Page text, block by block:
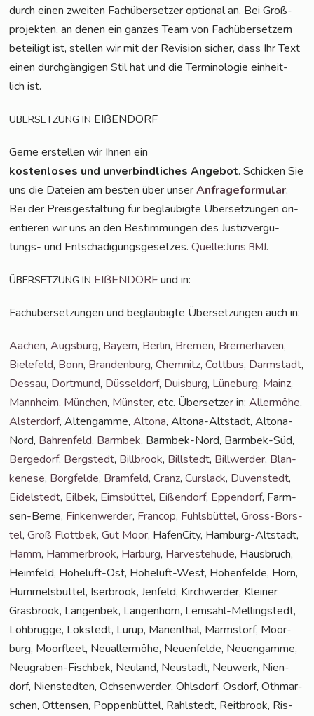
durch einen zwei­ten Fach­über­set­zer optio­nal an. Bei Groß­
pro­jek­ten, an denen ein gan­zes Team von Fach­über­set­zern
betei­ligt ist, stel­len wir mit der Revi­si­on sicher, dass Ihr Text
einen durch­gän­gi­gen Stil hat und die Ter­mi­no­lo­gie ein­heit­
lich ist.
ÜBERSETZUNG IN EIßENDORF
Ger­ne erstel­len wir Ihnen ein
kos­ten­lo­ses und unver­bind­li­ches Ange­bot. Schi­cken Sie
uns die Datei­en am bes­ten über unserAnfra­ge­for­mu­lar.
Bei der Preis­ge­stal­tung für beglau­big­te Über­set­zun­gen ori­
en­tie­ren wir uns an den Bestim­mun­gen des Jus­tiz­ver­gü­
tungs- und Ent­schä­di­gungs­ge­set­zes.Quelle:JurisBMJ.
ÜBERSETZUNG IN EIßEN­DORFund in:
Fach­über­set­zun­gen und beglau­big­te Über­set­zun­gen auch in:
Aachen,Augs­burg, Bay­ern, Ber­lin, Bre­men, Bre­mer­ha­ven,
Bie­le­feld, Bonn, Bran­den­burg,Chem­nitz,Cott­bus, Darm­stadt,
Des­sau, Dort­mund, Düs­sel­dorf, Duis­burg, Lüne­burg, Mainz,
Mann­heim, Mün­chen, Müns­ter, etc. Über­set­zer in:Aller­mö­he,
Als­ter­dorf, Alten­gam­me,Alto­na, Alto­na-Alt­stadt, Alto­na-
Nord, Bah­ren­feld, Barm­bek, Barm­bek-Nord, Barm­bek-Süd,
Ber­ge­dorf, Berg­stedt, Bill­brook, Bill­stedt, Bill­wer­der, Blan­
ke­ne­se, Borg­fel­de, Bramfeld,Cranz,Curs­lack, Duven­stedt,
Eidel­stedt, Eil­bek, Eims­büt­tel, Eißen­dorf, Eppen­dorf, Farm­
sen-Ber­ne, Fin­ken­wer­der, Fran­cop, Fuhls­büt­tel,Gross-Bors­
tel,Groß Flott­bek,Gut Moor, Hafen­Ci­ty, Ham­burg-Alt­stadt,
Hamm, Ham­mer­brook, Har­burg, Har­ve­ste­hu­de, Haus­bruch,
Heim­feld, Hohe­luft-Ost, Hohe­luft-West, Hohen­fel­de, Horn,
Hum­mels­büt­tel, Iser­brook, Jen­feld, Kirch­wer­der, Klei­ner
Gras­brook, Lan­gen­bek, Lan­gen­horn, Lem­sahl-Mel­ling­s­tedt,
Loh­brüg­ge, Lok­stedt, Lurup, Mari­en­thal, Marmstorf, Moor­
burg, Moor­fleet, Neu­al­ler­mö­he, Neu­en­fel­de, Neu­en­gam­me,
Neu­gra­ben-Fisch­bek, Neu­land, Neu­stadt, Neu­werk, Nien­
dorf, Nien­sted­ten, Och­sen­wer­der, Ohls­dorf, Osdorf, Oth­mar­
schen, Otten­sen, Pop­pen­büt­tel, Rahl­stedt, Reit­brook, Ris­